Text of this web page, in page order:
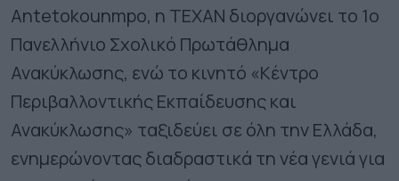
Antetokounmpo, η ΤΕΧΑΝ διοργανώνει το 1ο
Πανελλήνιο Σχολικό Πρωτάθλημα
Ανακύκλωσης, ενώ το κινητό «Κέντρο
Περιβαλλοντικής Εκπαίδευσης και
Ανακύκλωσης» ταξιδεύει σε όλη την Ελλάδα,
ενημερώνοντας διαδραστικά τη νέα γενιά για